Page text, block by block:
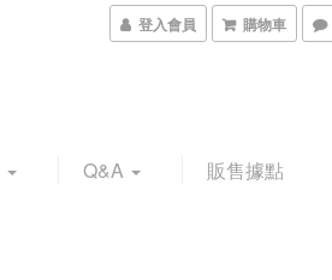
登入會員 購物車
Q&A 販售據點